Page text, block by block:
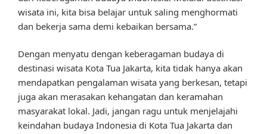
wisata ini, kita bisa belajar untuk saling menghormati
dan bekerja sama demi kebaikan bersama.”
Dengan menyatu dengan keberagaman budaya di
destinasi wisata Kota Tua Jakarta, kita tidak hanya akan
mendapatkan pengalaman wisata yang berkesan, tetapi
juga akan merasakan kehangatan dan keramahan
masyarakat lokal. Jadi, jangan ragu untuk menjelajahi
keindahan budaya Indonesia di Kota Tua Jakarta dan